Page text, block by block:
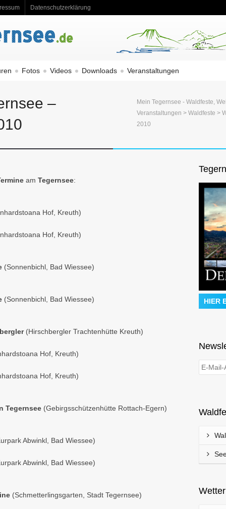
Datenschutzerklärung
Fotos Videos Downloads Veranstaltungen
–
Mein Tegernsee - Waldfeste,
Veranstaltungen > Waldfeste >
2010
am Tegernsee:
Hof, Kreuth)
Hof, Kreuth)
(Sonnenbichl, Bad Wiessee)
(Sonnenbichl, Bad Wiessee)
(Hirschbergler Trachtenhütte Kreuth)
Hof, Kreuth)
Hof, Kreuth)
Tegernsee (Gebirgsschützenhütte Rottach-Egern)
Abwinkl, Bad Wiessee)
Abwinkl, Bad Wiessee)
(Schmetterlingsgarten, Stadt Tegernsee)
HIER